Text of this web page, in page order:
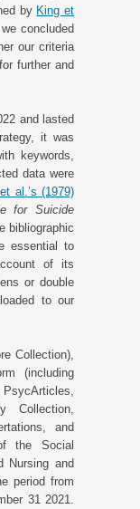
by King et
concluded
our criteria
further and
and lasted
it was
keywords,
data were
al.’s (1979)
for Suicide
bibliographic
essential to
of its
or double
to our
Collection),
(including
Collection,
and
the Social
Nursing and
period from
31 2021.